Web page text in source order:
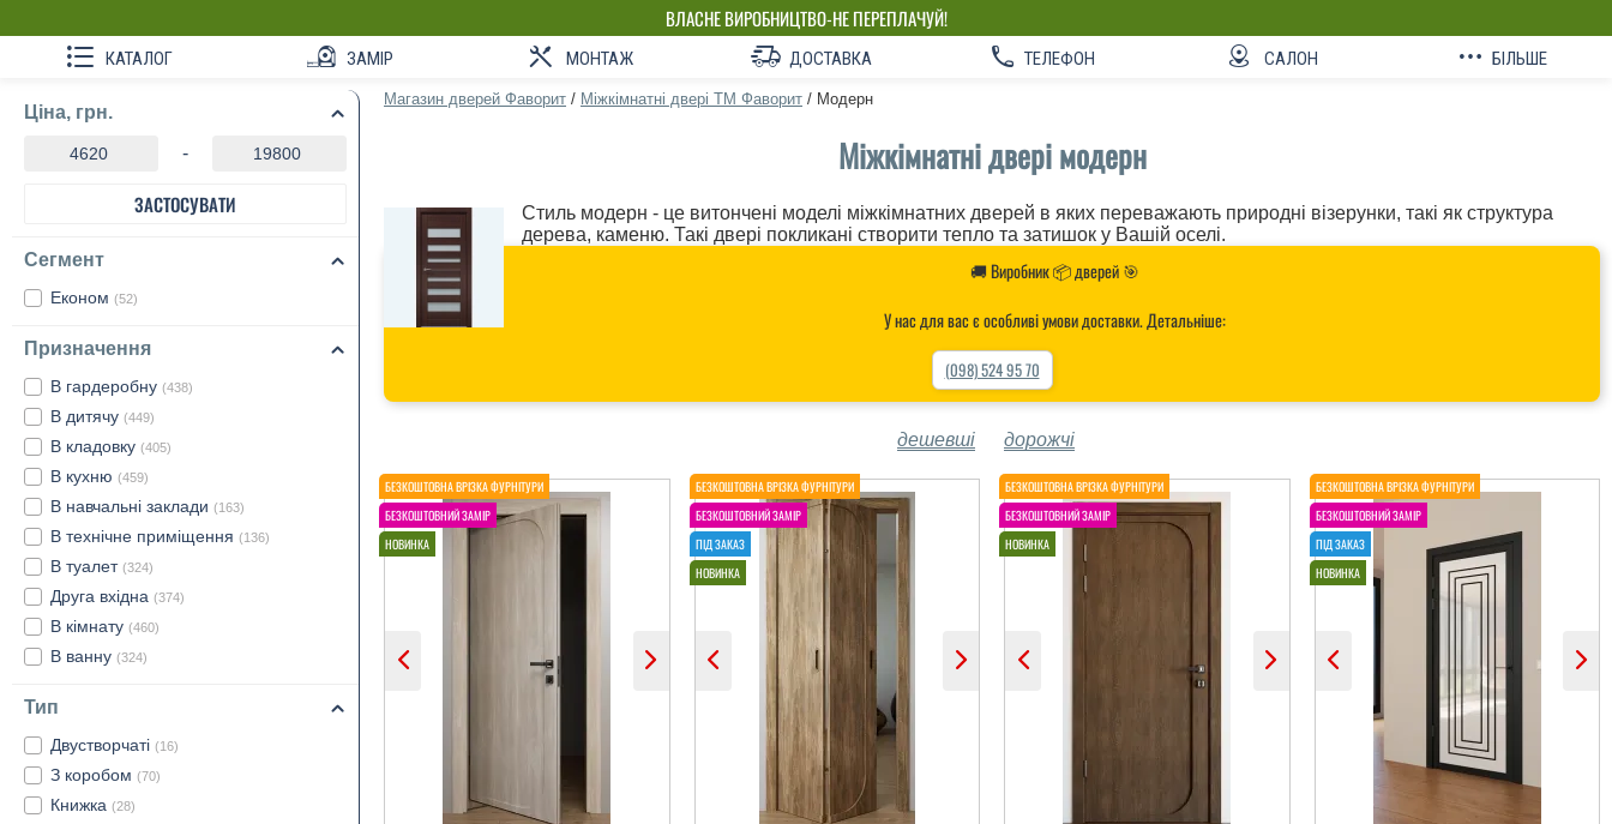
ВЛАСНЕ ВИРОБНИЦТВО-НЕ ПЕРЕПЛАЧУЙ!
КАТАЛОГ ЗАМІР МОНТАЖ ДОСТАВКА ТЕЛЕФОН САЛОН БІЛЬШЕ
Ціна, грн.
-
ЗАСТОСУВАТИ
Сегмент
Економ (52)
Призначення
В гардеробну (438)
В дитячу (449)
В кладовку (405)
В кухню (459)
В навчальні заклади (163)
В технічне приміщення (136)
В туалет (324)
Друга вхідна (374)
В кімнату (460)
В ванну (324)
Тип
Двустворчаті (16)
З коробом (70)
Книжка (28)
Магазин дверей Фаворит / Міжкімнатні двері ТМ Фаворит / Модерн
Міжкімнатні двері модерн
Стиль модерн - це витончені моделі міжкімнатних дверей в яких переважають природні візерунки, такі як структура
дерева, каменю. Такі двері покликані створити тепло та затишок у Вашій оселі.
🚚 Виробник 📦 дверей 🎯
У нас для вас є особливі умови доставки. Детальніше:
(098) 524 95 70
дешевші дорожчі